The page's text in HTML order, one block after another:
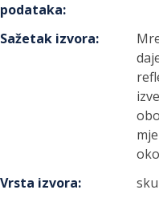
podataka:
Sažetak izvora:
Vrsta izvora: